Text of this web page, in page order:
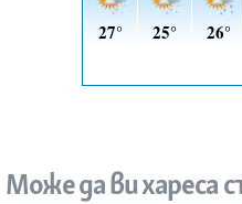
Може да ви хареса